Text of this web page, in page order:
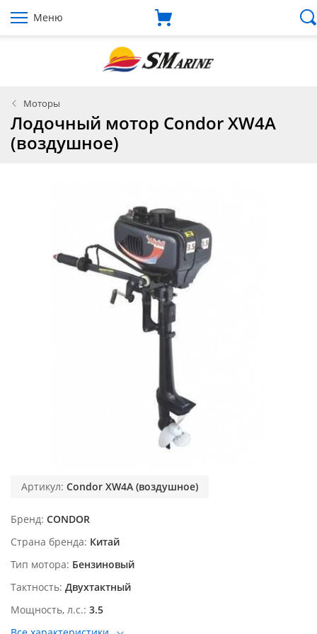
Меню
Моторы
Лодочный мотор Condor XW4A
(воздушное)
Артикул: Condor XW4A (воздушное)
Бренд CONDOR
Страна бренда Китай
Тип мотора Бензиновый
Тактность Двухтактный
Мощность, л.с. 3.5